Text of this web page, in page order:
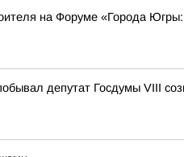
на Форуме «Города Югры:
депутат Госдумы VIII